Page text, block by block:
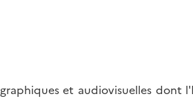
et audiovisuelles dont